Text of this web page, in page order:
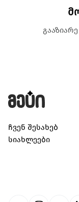
ჩვენ შესახებ
სიახლეები